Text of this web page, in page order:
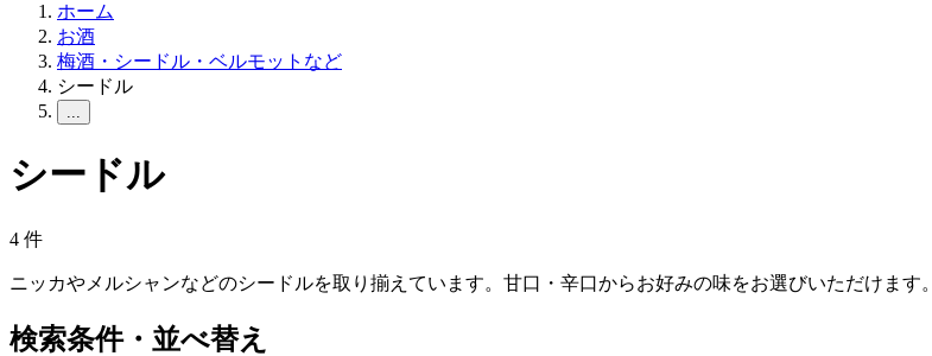
ホーム
お酒
梅酒・シードル・ベルモットなど
シードル
...
シードル
4 件
ニッカやメルシャンなどのシードルを取り揃えています。甘口・辛口からお好みの味をお選びいただけます。
検索条件・並べ替え